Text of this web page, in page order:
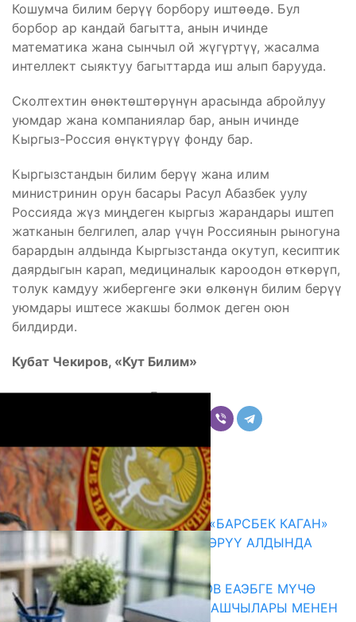
Кошумча билим берүү борбору иштөөдө. Бул
борбор ар кандай багытта, анын ичинде
математика жана сынчыл ой жүгүртүү, жасалма
интеллект сыяктуу багыттарда иш алып барууда.
Сколтехтин өнөктөштөрүнүн арасында абройлуу
уюмдар жана компаниялар бар, анын ичинде
Кыргыз-Россия өнүктүрүү фонду бар.
Кыргызстандын билим берүү жана илим
министринин орун басары Расул Абазбек уулу
Россияда жүз миңдеген кыргыз жарандары иштеп
жатканын белгилеп, алар үчүн Россиянын рыногуна
барардын алдында Кыргызстанда окутуп, кесиптик
даярдыгын карап, медициналык кароодон өткөрүп,
толук камдуу жибергенге эки өлкөнүн билим берүү
уюмдары иштесе жакшы болмок деген оюн
билдирди.
Кубат Чекиров, «Кут Билим»
Бөлүшүү
Комментарийлер
Акыркы жаңылыктар
КЫРГЫЗ ТАРЫХЫ ТАСМАДА: «БАРСБЕК КАГАН»
КӨРКӨМ ТАСМАСЫ ЖАРЫК КӨРҮҮ АЛДЫНДА
07.08.2026
ПРЕЗИДЕНТ САДЫР ЖАПАРОВ ЕАЭБГЕ МҮЧӨ
МАМЛЕКЕТТЕРДИН ӨКМӨТ БАШЧЫЛАРЫ МЕНЕН